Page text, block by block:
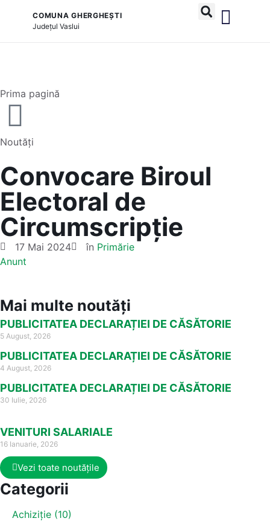
COMUNA GHERGHEȘTI
JudețulVaslui
Prima pagină
Noutăți
Convocare Biroul
Electoral de
Circumscripție
17 Mai 2024 în Primărie
Anunt
Mai multe noutăți
PUBLICITATEA DECLARAȚIEI DE CĂSĂTORIE
5 August, 2026
PUBLICITATEA DECLARAȚIEI DE CĂSĂTORIE
4 August, 2026
PUBLICITATEA DECLARAȚIEI DE CĂSĂTORIE
30 Iulie, 2026
VENITURI SALARIALE
16 Ianuarie, 2026
Vezi toate noutățile
Categorii
Achiziție (10)